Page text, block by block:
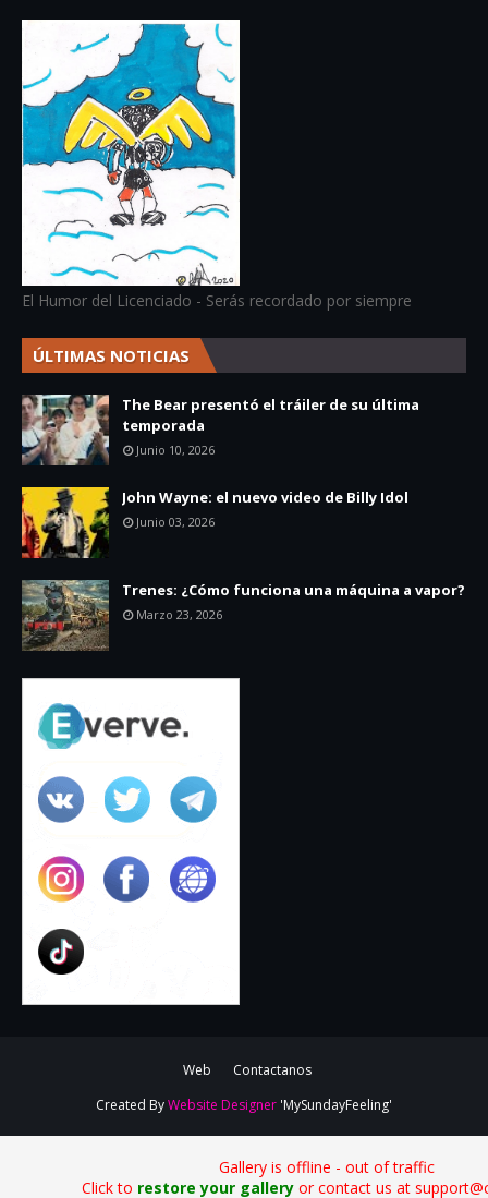
El Humor del Licenciado - Serás recordado por siempre
ÚLTIMAS NOTICIAS
The Bear presentó el tráiler de su última
temporada
Junio 10, 2026
John Wayne: el nuevo video de Billy Idol
Junio 03, 2026
Trenes: ¿Cómo funciona una máquina a vapor?
Marzo 23, 2026
Web
Contactanos
Created ByWebsite Designer 'MySundayFeeling'
Gallery is offline - out of traffic
Click to restore your galleryor contact us at